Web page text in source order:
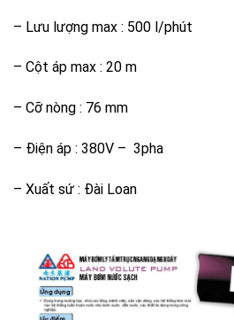
– Lưu lượng max : 500 l/phút
– Cột áp max : 20 m
– Cỡ nòng : 76 mm
– Điện áp : 380V – 3pha
– Xuất sứ : Đài Loan